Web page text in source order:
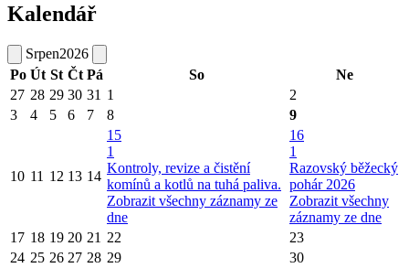
Kalendář
Srpen2026
Po Út St Čt Pá So
Ne
27 28 29 30 31 1
2
3
4 5 6 7 8 9
10 11 12 13 14
15
1
Kontroly, revize a čistění
komínů a kotlů na tuhá paliva.
Zobrazit všechny záznamy ze
dne
16
1
Razovský běžecký
pohár 2026
Zobrazit všechny
záznamy ze dne
17 18 19 20 21 22
23
24 25 26 27 28 29 30